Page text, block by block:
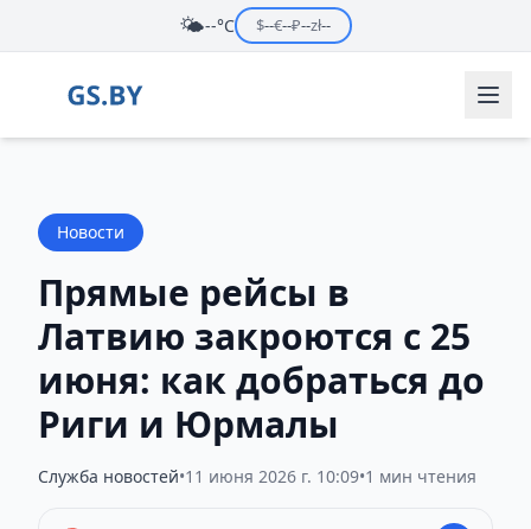
🌤️--°C $--€--₽--zł--
Новости
Прямые рейсы в
Латвию закроются с 25
июня: как добраться до
Риги и Юрмалы
Служба новостей•11 июня 2026 г. 10:09•1 мин чтения